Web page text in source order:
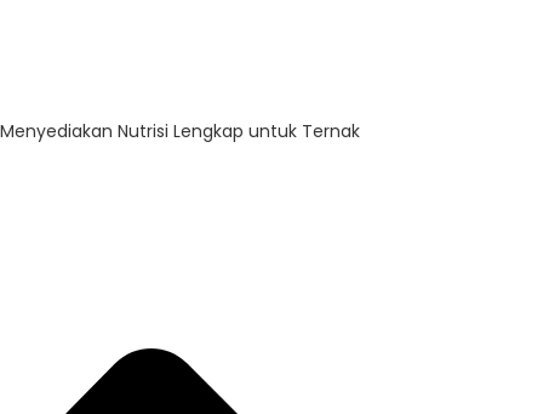
Menyediakan Nutrisi Lengkap untuk Ternak